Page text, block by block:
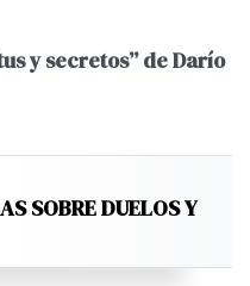
y secretos” de Darío
SOBRE DUELOS Y